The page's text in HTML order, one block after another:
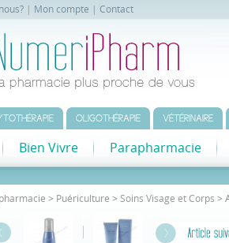
Mon compte Contact
OLIGOTHÉRAPIE VÉTÉRINAIRE
Bien Vivre Parapharmacie
> Puériculture > Soins Visage et Corps >